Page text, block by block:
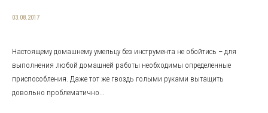
03.08.2017
Настоящему домашнему умельцу без инструмента не обойтись – для
выполнения любой домашней работы необходимы определенные
приспособления. Даже тот же гвоздь голыми руками вытащить
довольно проблематично...